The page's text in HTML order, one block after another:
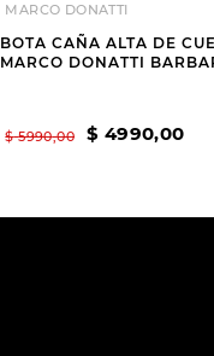
MARCO DONATTI
BOTA CAÑA ALTA DE
MARCO DONATTI
$ 5990,00 $ 4990,00